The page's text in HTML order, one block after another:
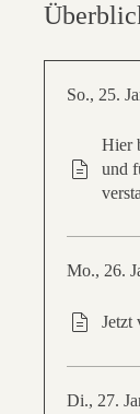
So., 25.
Hier
und
Mo., 26.
Jetzt
Di., 27.